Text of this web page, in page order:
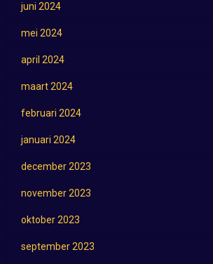
juni 2024
mei 2024
april 2024
maart 2024
februari 2024
januari 2024
december 2023
november 2023
oktober 2023
september 2023